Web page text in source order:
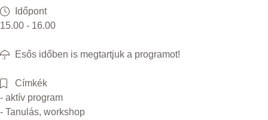
Időpont
15.00 - 16.00
Esős időben is megtartjuk a programot!
Címkék
- aktív program
- Tanulás, workshop